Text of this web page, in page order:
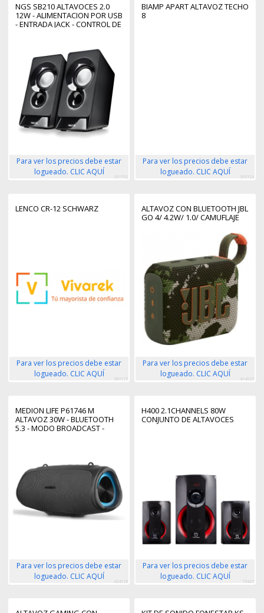
NGS SB210 ALTAVOCES 2.0
12W - ALIMENTACION POR USB
- ENTRADA JACK - CONTROL DE
Para ver los precios debe estar
logueado. CLIC AQUÍ
351752
BIAMP APART ALTAVOZ TECHO
8
Para ver los precios debe estar
logueado. CLIC AQUÍ
355723
LENCO CR-12 SCHWARZ
Para ver los precios debe estar
logueado. CLIC AQUÍ
397177
ALTAVOZ CON BLUETOOTH JBL
GO 4/ 4.2W/ 1.0/ CAMUFLAJE
Para ver los precios debe estar
logueado. CLIC AQUÍ
414527
MEDION LIFE P61746 M
ALTAVOZ 30W - BLUETOOTH
5.3 - MODO BROADCAST -
ANTRACITA
Para ver los precios debe estar
logueado. CLIC AQUÍ
424118
H400 2.1CHANNELS 80W
CONJUNTO DE ALTAVOCES
Para ver los precios debe estar
logueado. CLIC AQUÍ
15427